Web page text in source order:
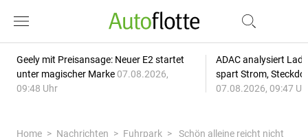
Geely mit Preisansage: Neuer E2 startet
unter magischer Marke 07.08.2026,
09:48 Uhr
ADAC analysiert
spart Strom,
07.08.2026, 09:47
Home Nachrichten Fuhrpark Schön alleine reicht nicht